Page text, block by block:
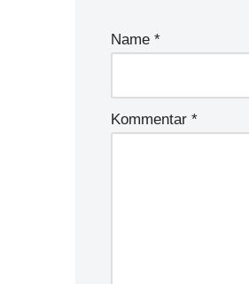
Name *
Kommentar *